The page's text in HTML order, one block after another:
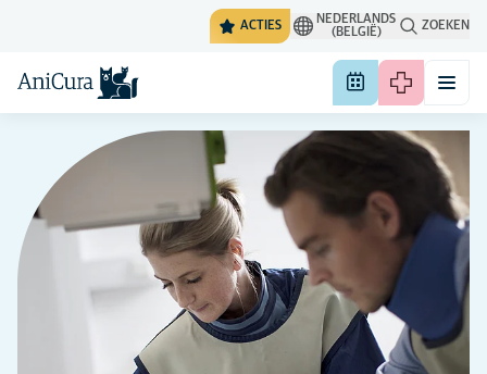
ACTIES
NEDERLANDS
(BELGIË)
ZOEKEN